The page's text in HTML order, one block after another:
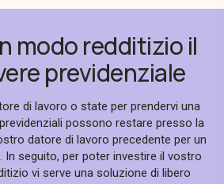
modo redditizio il
previdenziale
di lavoro o state per prendervi una
possono restare presso la
datore di lavoro precedente per un
In seguito, per poter investire il vostro
vi serve una soluzione di libero